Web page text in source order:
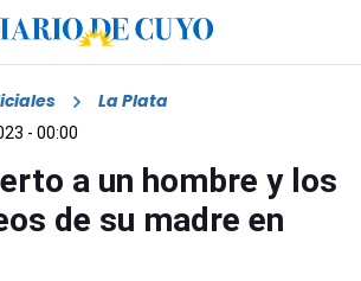
La Plata
- 00:00
a un hombre y los
de su madre en